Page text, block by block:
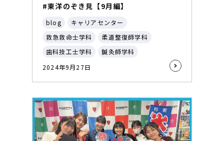
#東洋のぞき見【9月編】
blog
キャリアセンター
救急救命士学科
柔道整復師学科
歯科技工士学科
鍼灸師学科
2024年9月27日